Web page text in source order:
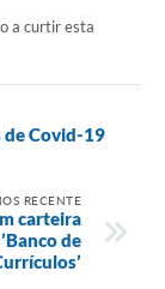
a curtir esta
de Covid-19
RECENTE
carteira
de